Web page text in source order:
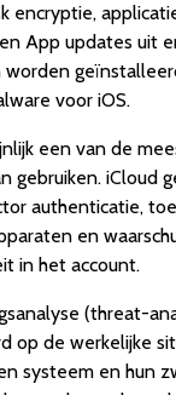
encryptie,
App updates uit
voor iOS.
een van de
gebruiken. iCloud
authenticatie,
en
in het account.
(threat-
op de werkelijke
systeem en hun